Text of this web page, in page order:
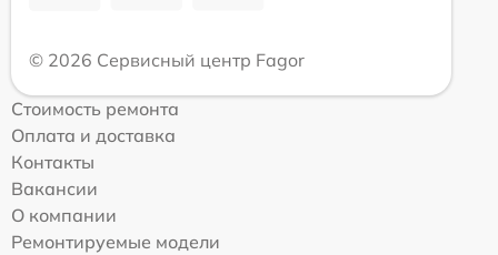
© 2026 Сервисный центр Fagor
Стоимость ремонта
Оплата и доставка
Контакты
Вакансии
О компании
Ремонтируемые модели